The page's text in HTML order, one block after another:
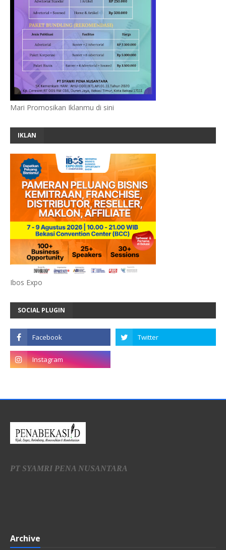
Mari Promosikan Iklanmu di sini
IKLAN
Ibos Expo
SOCIAL PLUGIN
PT SYAMRI PENA NUSANTARA
Archive